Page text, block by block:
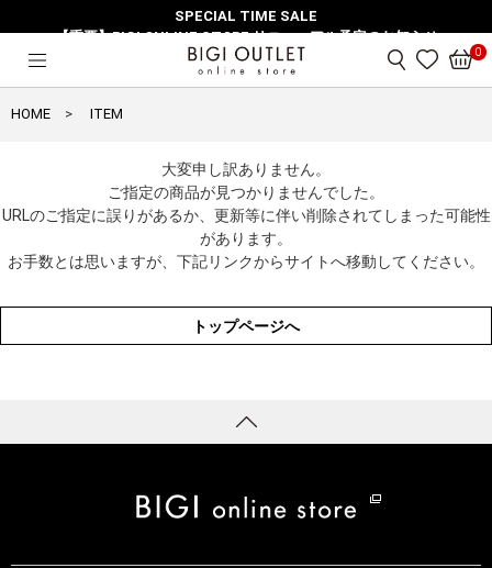
SPECIAL TIME SALE
【重要】BIGI ONLINE STORE リニューアル予定のお知らせ
0
HOME ITEM
大変申し訳ありません。
ご指定の商品が見つかりませんでした。
URLのご指定に誤りがあるか、更新等に伴い削除されてしまった可能性
があります。
お手数とは思いますが、下記リンクからサイトへ移動してください。
トップページへ